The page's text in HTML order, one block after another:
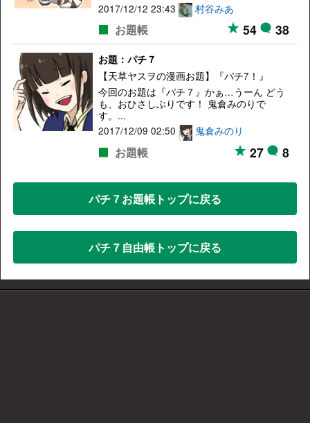
2017/12/12 23:43
村谷みあ
お題帳 54 38
お題：パチ７
【天草ヤスヲの漫画お題】『パチ7！』
今回のお題は『パチ７』かぁ…うーん どう
も、おひさしぶりです！ 鬼倉みのりで
す。...
2017/12/09 02:50
鬼倉みのり
お題帳 27 8
パチ７お題帳トップに戻る
パチ７自由帳トップに戻る